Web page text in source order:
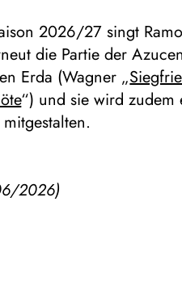
2026/27 singt
die Partie der
Erda (Wagner „
“) und sie wird
2026)